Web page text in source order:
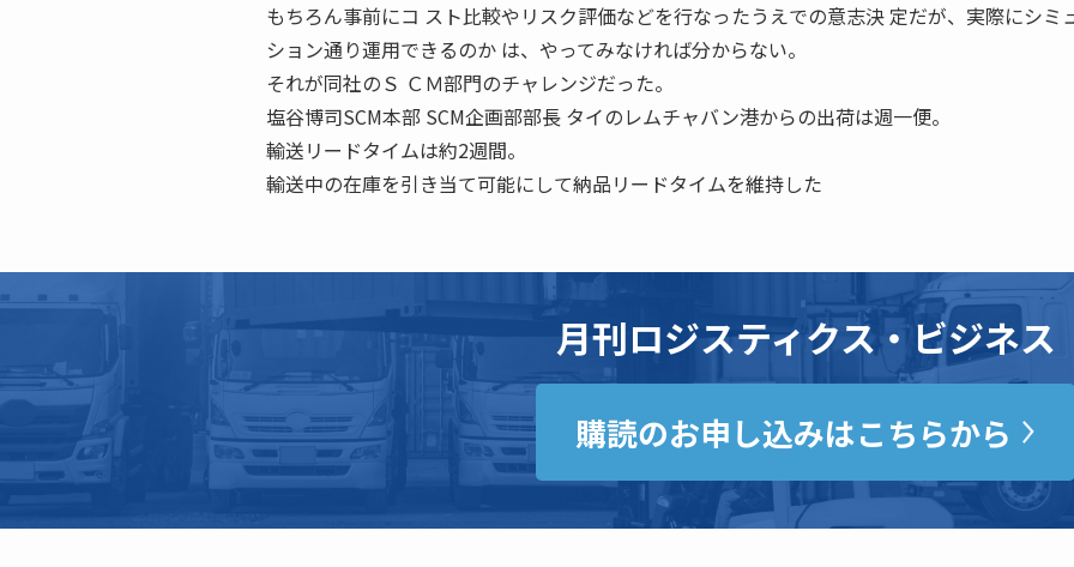
もちろん事前にコ スト比較やリスク評価などを行なったうえでの意志決 定だが、実際にシミ
ション通り運用できるのか は、やってみなければ分からない。
それが同社のＳ ＣＭ部門のチャレンジだった。
塩谷博司SCM本部 SCM企画部部長 タイのレムチャバン港からの出荷は週一便。
輸送リードタイムは約2週間。
輸送中の在庫を引き当て可能にして納品リードタイムを維持した
月刊ロジスティクス・ビジネス
購読のお申し込みはこちらから